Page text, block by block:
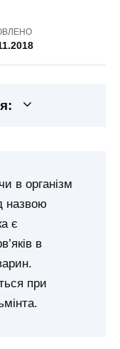
в організм
назвою
є
в
при